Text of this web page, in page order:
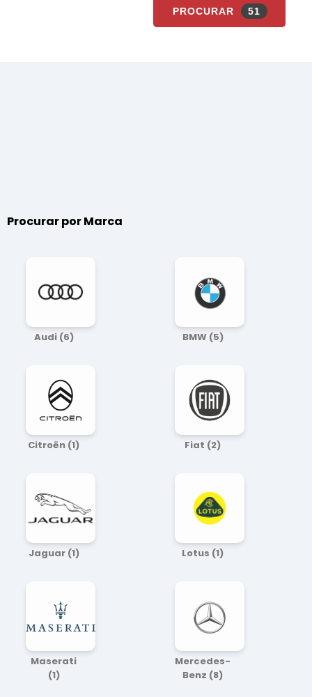
PROCURAR 51
Procurar porMarca
Audi (6) BMW (5)
Citroën (1) Fiat (2)
Jaguar (1) Lotus (1)
Maserati
(1)
Mercedes-
Benz (8)